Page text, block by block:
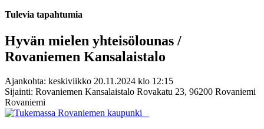
Tulevia tapahtumia
Hyvän mielen yhteisölounas /
Rovaniemen Kansalaistalo
Ajankohta: keskiviikko 20.11.2024 klo 12:15
Sijainti: Rovaniemen Kansalaistalo Rovakatu 23, 96200 Rovaniemi
Rovaniemi